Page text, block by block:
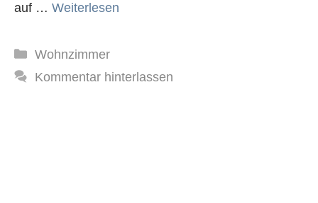
auf … Weiterlesen
Kategorien
Wohnzimmer
Kommentar hinterlassen